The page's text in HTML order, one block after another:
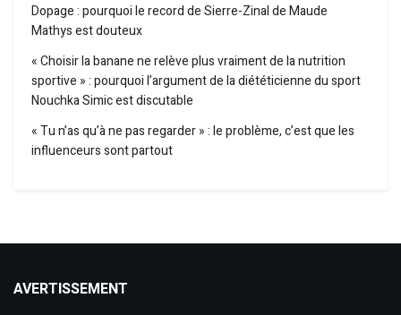
Dopage : pourquoi le record de Sierre-Zinal de Maude
Mathys est douteux
« Choisir la banane ne relève plus vraiment de la nutrition
sportive » : pourquoi l’argument de la diététicienne du sport
Nouchka Simic est discutable
« Tu n’as qu’à ne pas regarder » : le problème, c’est que les
influenceurs sont partout
AVERTISSEMENT